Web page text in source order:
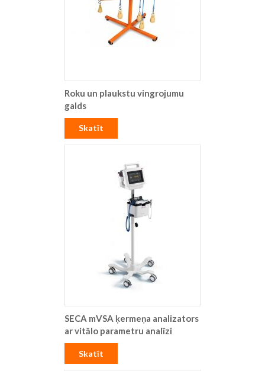
Roku un plaukstu vingrojumu
galds
Skatīt
SECA mVSA ķermeņa analizators
ar vitālo parametru analīzi
Skatīt